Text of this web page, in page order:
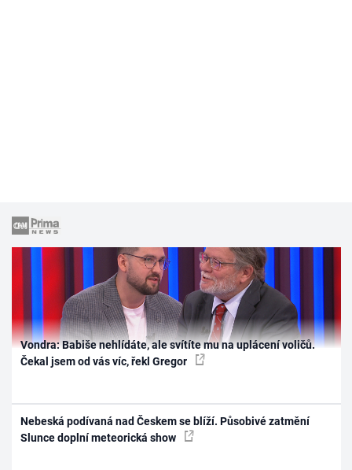
Vondra: Babiše nehlídáte, ale svítíte mu na uplácení voličů.
Čekal jsem od vás víc, řekl Gregor
Nebeská podívaná nad Českem se blíží. Působivé zatmění
Slunce doplní meteorická show